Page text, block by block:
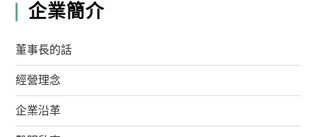
企業簡介
董事長的話
經營理念
企業沿革